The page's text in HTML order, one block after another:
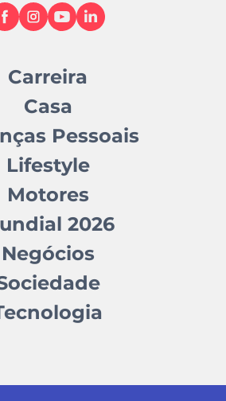
Carreira
Casa
Pessoais
Lifestyle
Motores
2026
Negócios